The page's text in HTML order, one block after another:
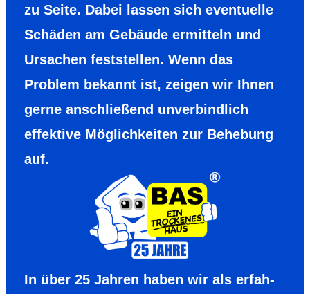
zu Seite. Dabei lassen sich even­tuelle
Schäden am Gebäude ermit­teln und
Ursachen fest­stellen. Wenn das
Problem bekannt ist, zeigen wir Ihnen
gerne anschließend unver­bind­lich
effek­tive Möglich­keiten zur Behebung
auf.
In über 25 Jahren haben wir als erfah­